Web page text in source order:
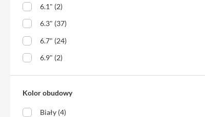
Pro
iPhone
14
Pro
Max
iPhone
13
6.1" (2)
6.3" (37)
6.7" (24)
6.9" (2)
Kolor obudowy
Biały (4)